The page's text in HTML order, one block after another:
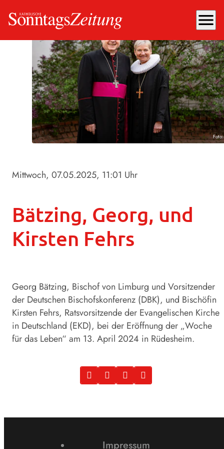
menu
Mittwoch, 07.05.2025, 11:01 Uhr
Bätzing, Georg, und
Kirsten Fehrs
Georg Bätzing, Bischof von Limburg und Vorsitzender
der Deutschen Bischofskonferenz (DBK), und Bischöfin
Kirsten Fehrs, Ratsvorsitzende der Evangelischen Kirche
in Deutschland (EKD), bei der Eröffnung der „Woche
für das Leben“ am 13. April 2024 in Rüdesheim.
Impressum